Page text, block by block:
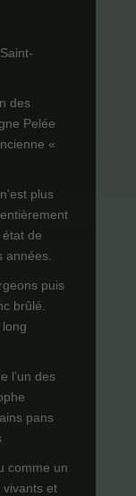
des
Pelée
«
plus
de
années.
puis
brûlé.
l’un des
pans
comme un
et